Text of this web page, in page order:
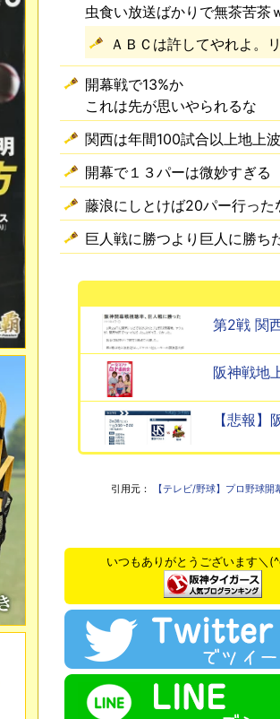
虫食い放送ばかりで無茶苦茶
ＡＢＣは許してやれよ。
開幕戦で13%か
これは先が思いやられるな
関西は年間100試合以上地上
開幕で１３パーは微妙すぎる
藤浪にしとけば20パー行った
巨人戦に勝つより巨人に勝ち
第2戦 関
阪神戦地
【悲報
引用元：
【テレビ/野球】プロ野球
いつもありがとうございます＼